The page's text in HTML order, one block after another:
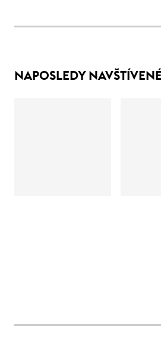
NAPOSLEDY NAVŠTÍVENÉ